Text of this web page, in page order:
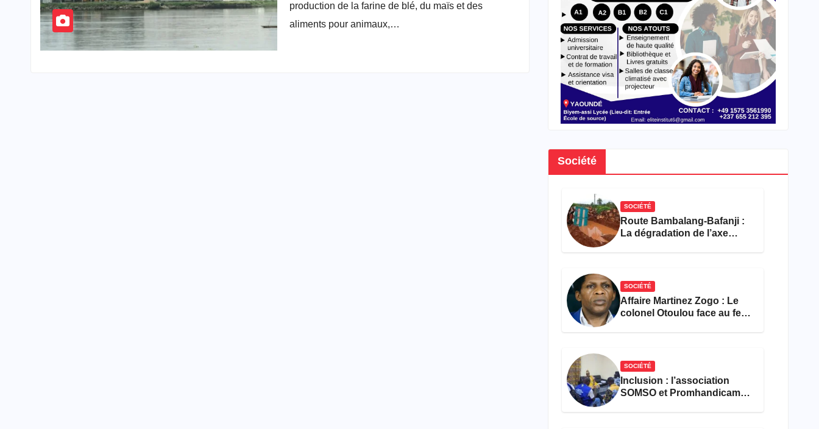
production de la farine de blé, du maïs et des
aliments pour animaux,…
Société
SOCIÉTÉ
Route Bambalang-Bafanji :
La dégradation de l’axe
SOCIÉTÉ
Affaire Martinez Zogo : Le
colonel Otoulou face au feu
SOCIÉTÉ
Inclusion : l’association
SOMSO et Promhandicam